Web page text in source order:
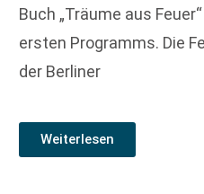
Buch „Träume aus
ersten Programms. Die
der Berliner
Weiterlesen